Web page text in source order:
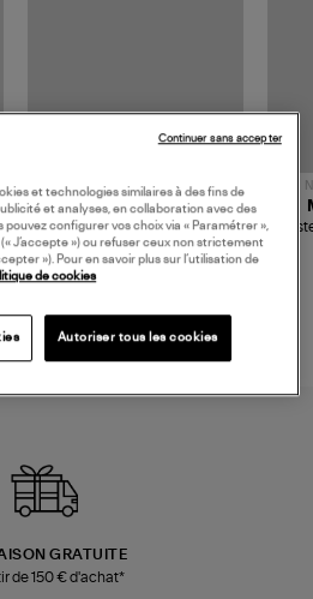
NOUVELLE COLLECTION
189,00 €
TORAL
Mocassins Killian Sport
Mousse
GRATUITE
de 150 € d'achat*
et technologies similaires à des fins de
et analyses, en collaboration avec des
pouvez configurer vos choix via « Paramétrer »,
J’accepte ») ou refuser ceux non strictement
»). Pour en savoir plus sur l’utilisation de
de cookies
Autoriser tous les cookies
Continuer sans accepter